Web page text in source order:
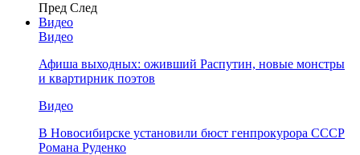
Пред След
Видео
Видео
Афиша выходных: оживший Распутин, новые монстры
и квартирник поэтов
Видео
В Новосибирске установили бюст генпрокурора СССР
Романа Руденко